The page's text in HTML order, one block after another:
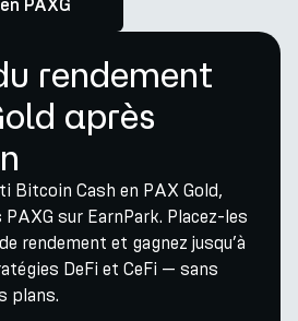
PAXG
rendement
après
Bitcoin Cash en PAX Gold,
sur EarnPark. Placez-les
rendement et gagnez jusqu’à
DeFi et CeFi — sans
plans.